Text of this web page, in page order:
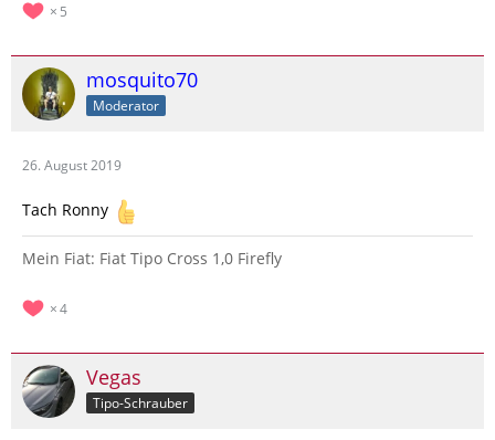
5
mosquito70
Moderator
26. August 2019
Tach Ronny
Mein Fiat: Fiat Tipo Cross 1,0 Firefly
4
Vegas
Tipo-Schrauber